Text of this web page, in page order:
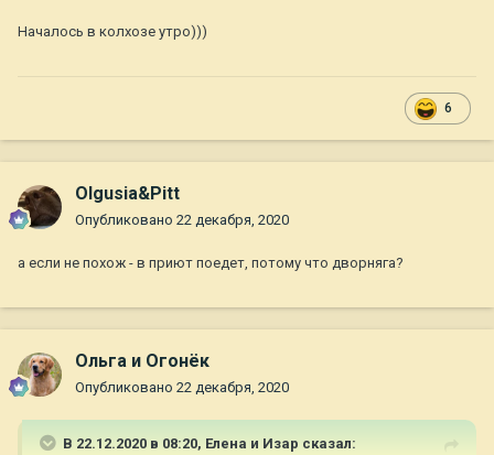
Началось в колхозе утро)))
6
Olgusia&Pitt
Опубликовано 22 декабря, 2020
а если не похож - в приют поедет, потому что дворняга?
Ольга и Огонёк
Опубликовано 22 декабря, 2020
В 22.12.2020 в 08:20, Елена и Изар сказал: